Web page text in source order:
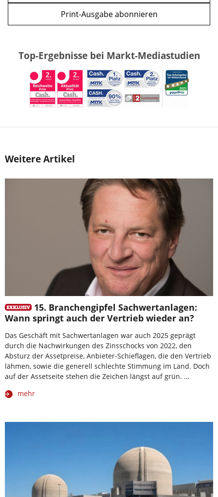
Print-Ausgabe abonnieren
Top-Ergebnisse bei Markt-Mediastudien
Weitere Artikel
15. Branchengipfel Sachwertanlagen:
Wann springt auch der Vertrieb wieder an?
Das Geschäft mit Sachwertanlagen war auch 2025 geprägt
durch die Nachwirkungen des Zinsschocks von 2022, den
Absturz der Assetpreise, Anbieter-Schieflagen, die den Vertrieb
lähmen, sowie die generell schlechte Stimmung im Land. Doch
auf der Assetseite stehen die Zeichen längst auf grün. …
mehr